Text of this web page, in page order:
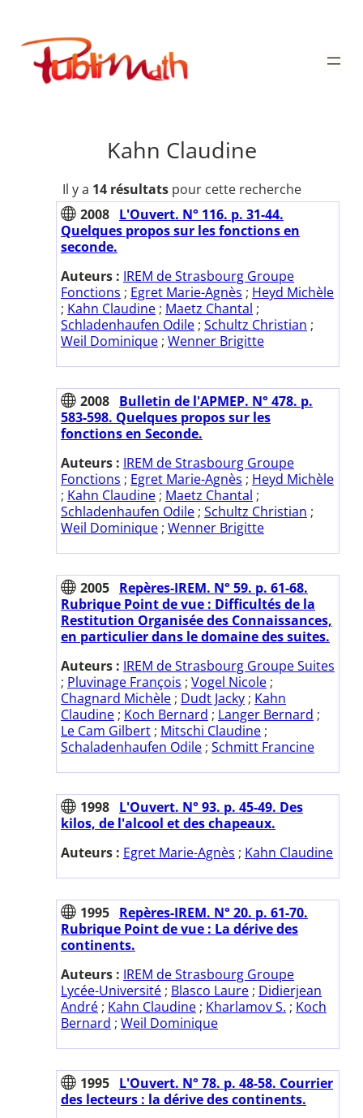
contenu
Publimath
Kahn Claudine
Il y a 14 résultatspour cette recherche
2008 L'Ouvert. N° 116. p. 31-44.
Quelques propos sur les fonctions en
seconde.
Auteurs : IREM de Strasbourg Groupe
Fonctions ; Egret Marie-Agnès ; Heyd Michèle
; Kahn Claudine ; Maetz Chantal ;
Schladenhaufen Odile ; Schultz Christian ;
Weil Dominique ; Wenner Brigitte
2008 Bulletin de l'APMEP. N° 478. p.
583-598. Quelques propos sur les
fonctions en Seconde.
Auteurs : IREM de Strasbourg Groupe
Fonctions ; Egret Marie-Agnès ; Heyd Michèle
; Kahn Claudine ; Maetz Chantal ;
Schladenhaufen Odile ; Schultz Christian ;
Weil Dominique ; Wenner Brigitte
2005 Repères-IREM. N° 59. p. 61-68.
Rubrique Point de vue : Difficultés de la
Restitution Organisée des Connaissances,
en particulier dans le domaine des suites.
Auteurs : IREM de Strasbourg Groupe Suites
; Pluvinage François ; Vogel Nicole ;
Chagnard Michèle ; Dudt Jacky ; Kahn
Claudine ; Koch Bernard ; Langer Bernard ;
Le Cam Gilbert ; Mitschi Claudine ;
Schaladenhaufen Odile ; Schmitt Francine
1998 L'Ouvert. N° 93. p. 45-49. Des
kilos, de l'alcool et des chapeaux.
Auteurs : Egret Marie-Agnès ; Kahn Claudine
1995 Repères-IREM. N° 20. p. 61-70.
Rubrique Point de vue : La dérive des
continents.
Auteurs : IREM de Strasbourg Groupe
Lycée-Université ; Blasco Laure ; Didierjean
André ; Kahn Claudine ; Kharlamov S. ; Koch
Bernard ; Weil Dominique
1995 L'Ouvert. N° 78. p. 48-58. Courrier
des lecteurs : la dérive des continents.